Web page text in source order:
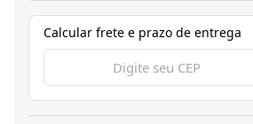
Calcular frete e prazo de entrega